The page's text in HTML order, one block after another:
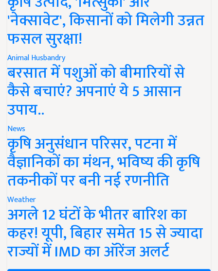
'नेक्सावेट', किसानों को मिलेगी उन्नत
फसल सुरक्षा!
Animal Husbandry
बरसात में पशुओं को बीमारियों से
कैसे बचाएं? अपनाएं ये 5 आसान
उपाय..
News
कृषि अनुसंधान परिसर, पटना में
वैज्ञानिकों का मंथन, भविष्य की कृषि
तकनीकों पर बनी नई रणनीति
Weather
अगले 12 घंटों के भीतर बारिश का
कहर! यूपी, बिहार समेत 15 से ज्यादा
राज्यों में IMD का ऑरेंज अलर्ट